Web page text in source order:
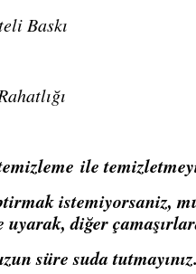
Baskı
ile
istemiyorsaniz,
diğer
süre suda